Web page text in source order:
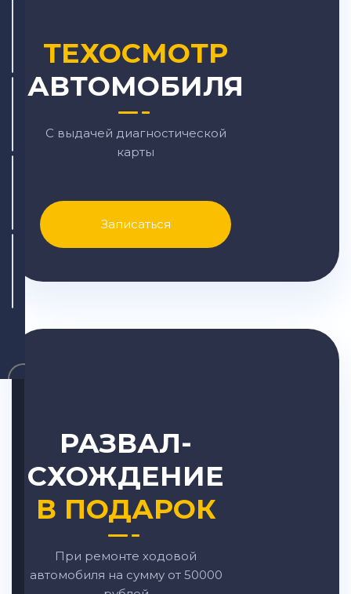
ТЕХОСМОТР
АВТОМОБИЛЯ
С выдачей диагностической
карты
Записаться
РАЗВАЛ-
СХОЖДЕНИЕ
В ПОДАРОК
При ремонте ходовой
автомобиля на сумму от 50000